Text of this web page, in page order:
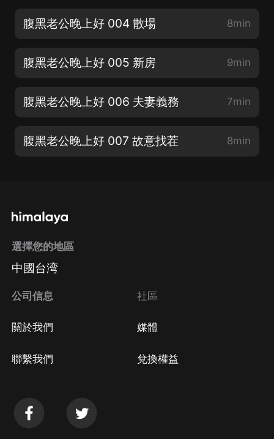
腹黑老公晚上好 004 散場 8min
腹黑老公晚上好 005 新房 9min
腹黑老公晚上好 006 夫妻義務 7min
腹黑老公晚上好 007 故意找茬 8min
選擇您的地區
中國台湾
公司信息
關於我們
聯繫我們
社區
媒體
兌換權益